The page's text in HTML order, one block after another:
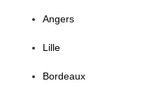
Angers
Lille
Bordeaux